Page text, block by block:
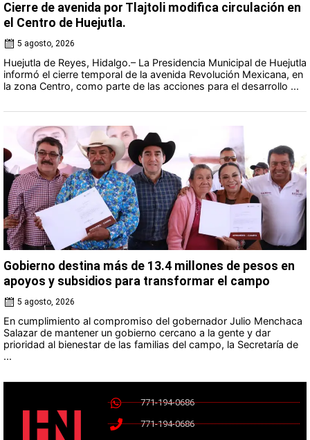
Cierre de avenida por Tlajtoli modifica circulación en
el Centro de Huejutla.
5 agosto, 2026
Huejutla de Reyes, Hidalgo.– La Presidencia Municipal de Huejutla
informó el cierre temporal de la avenida Revolución Mexicana, en
la zona Centro, como parte de las acciones para el desarrollo ...
Gobierno destina más de 13.4 millones de pesos en
apoyos y subsidios para transformar el campo
5 agosto, 2026
En cumplimiento al compromiso del gobernador Julio Menchaca
Salazar de mantener un gobierno cercano a la gente y dar
prioridad al bienestar de las familias del campo, la Secretaría de
...
771-194-0686
771-194-0686